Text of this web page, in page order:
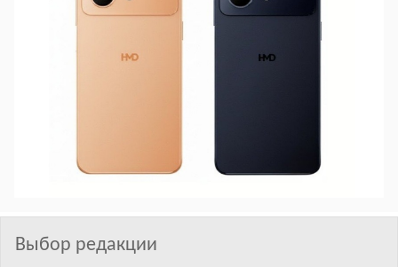
Выбор редакции